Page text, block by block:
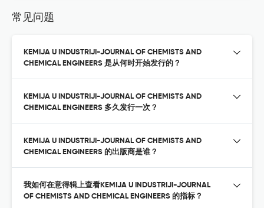
常见问题
KEMIJA U INDUSTRIJI-JOURNAL OF CHEMISTS AND
CHEMICAL ENGINEERS 是从何时开始发行的？
KEMIJA U INDUSTRIJI-JOURNAL OF CHEMISTS AND
CHEMICAL ENGINEERS 多久发行一次？
KEMIJA U INDUSTRIJI-JOURNAL OF CHEMISTS AND
CHEMICAL ENGINEERS 的出版商是谁？
我如何在意得辑上查看KEMIJA U INDUSTRIJI-JOURNAL
OF CHEMISTS AND CHEMICAL ENGINEERS 的指标？